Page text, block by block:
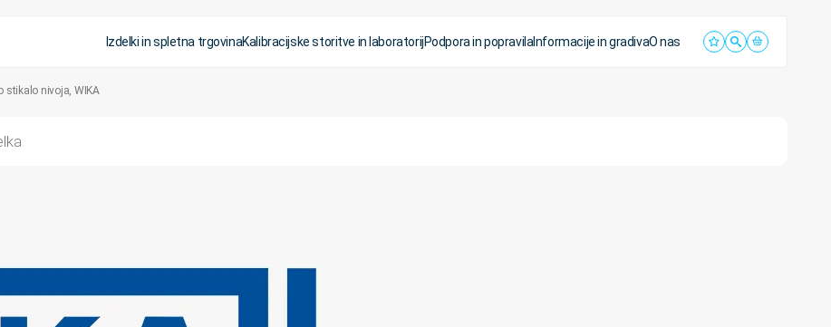
Izdelki in spletna trgovinaKalibracijske storitve in laboratorijPodpora in popravilaInformacije in gradivaO nas
stikalo nivoja, WIKA